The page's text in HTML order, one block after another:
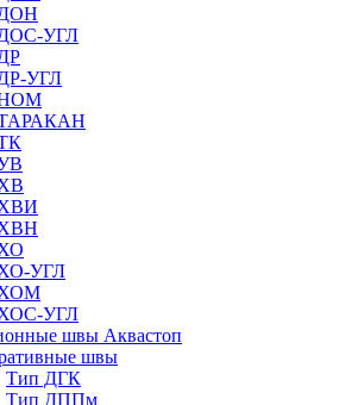
УГЛ
УГЛ
УГЛ
УГЛ
швы Аквастоп
швы
Тип ДГК
Тип ДППм